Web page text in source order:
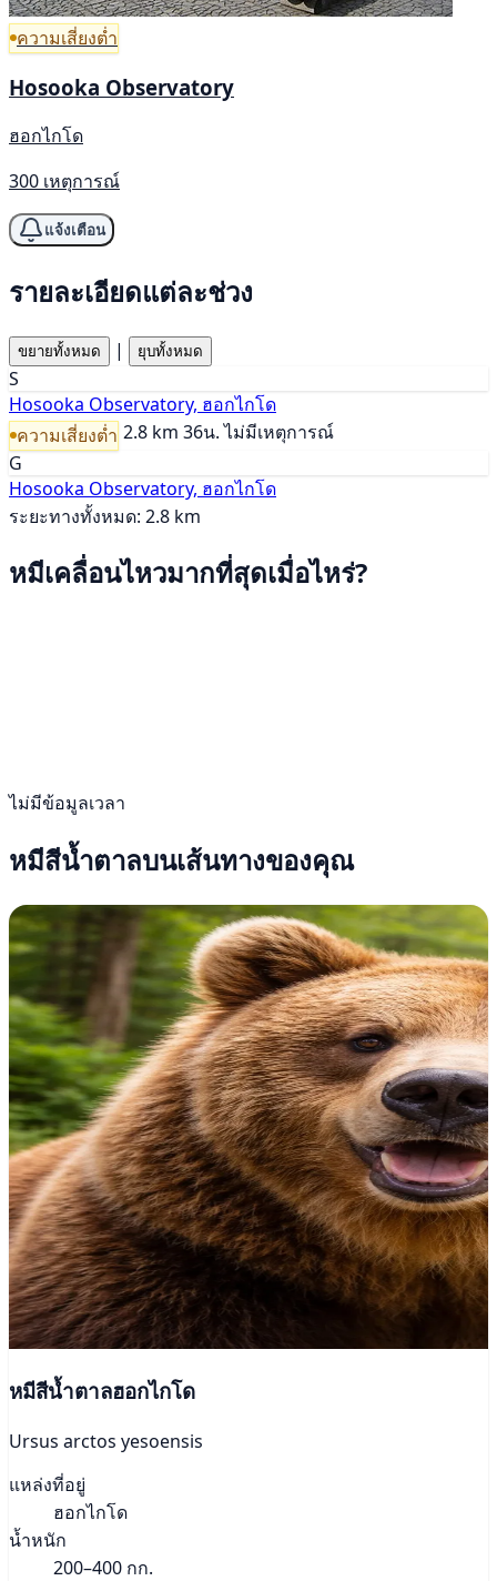
ความเสี่ยงต่ำ
Hosooka Observatory
ฮอกไกโด
300 เหตุการณ์
แจ้งเตือน
รายละเอียดแต่ละช่วง
ขยายทั้งหมด | ยุบทั้งหมด
S
Hosooka Observatory, ฮอกไกโด
ความเสี่ยงต่ำ 2.8 km 36น. ไม่มีเหตุการณ์
G
Hosooka Observatory, ฮอกไกโด
ระยะทางทั้งหมด: 2.8 km
หมีเคลื่อนไหวมากที่สุดเมื่อไหร่?
ไม่มีข้อมูลเวลา
หมีสีน้ำตาลบนเส้นทางของคุณ
หมีสีน้ำตาลฮอกไกโด
Ursus arctos yesoensis
แหล่งที่อยู่
ฮอกไกโด
น้ำหนัก
200–400 กก.